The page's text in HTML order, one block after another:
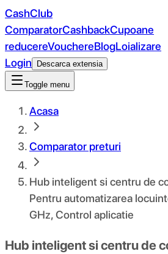
CashClub
ComparatorCashbackCupoane
reducereVouchereBlogLoializare
Login
Descarca extensia
Toggle menu
Acasa
Comparator preturi
Hub inteligent si centru de
Pentru automatizarea
GHz, Control aplicatie
Hub inteligent si centru de